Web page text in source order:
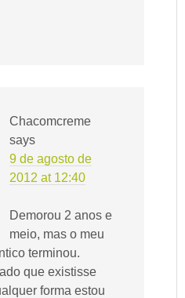
Chacomcreme
says
9 de agosto de
2012 at 12:40
Demorou 2 anos e
meio, mas o meu
terminou.
que existisse
forma estou